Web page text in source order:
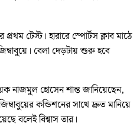
টেস্ট। হারারে স্পোর্টস ক্লাব মাঠে
বেলা দেড়টায় শুরু হবে
নাজমুল হোসেন শান্ত জানিয়েছেন,
কন্ডিশনের সাথে দ্রুত মানিয়ে
বলেই বিশ্বাস তার।